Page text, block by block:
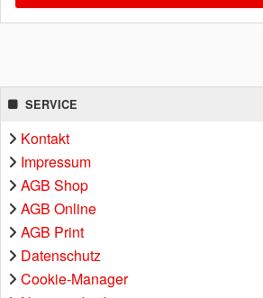
SERVICE
Kontakt
Impressum
AGB Shop
AGB Online
AGB Print
Datenschutz
Cookie-Manager